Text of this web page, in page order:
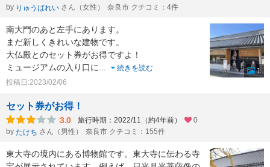
by りゅうばれい さん（女性） 奈良市 クチコミ：4件
南大門のあと左手にあります。
まだ新しくきれいな建物です。
大仏殿とのセット券がお得ですよ！
ミュージアムの入り口に
続きを読む
投稿日:2023/02/06
1
セット券がお得！
3.0 旅行時期：2022/11（約4年前）
0
by たけち さん（男性） 奈良市 クチコミ：155件
東大寺の境内にある博物館です。東大寺に伝わる寺